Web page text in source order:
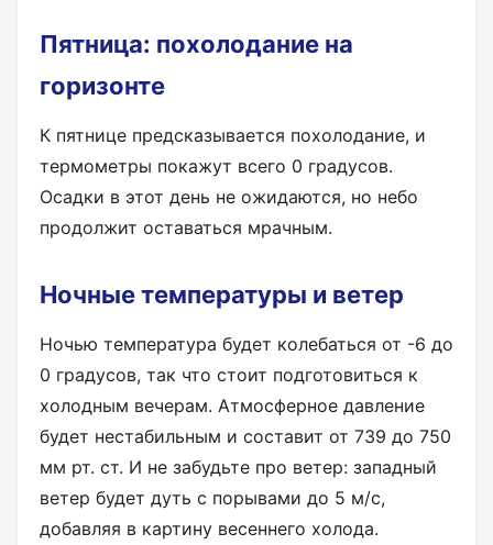
Пятница: похолодание на
горизонте
К пятнице предсказывается похолодание, и
термометры покажут всего 0 градусов.
Осадки в этот день не ожидаются, но небо
продолжит оставаться мрачным.
Ночные температуры и ветер
Ночью температура будет колебаться от -6 до
0 градусов, так что стоит подготовиться к
холодным вечерам. Атмосферное давление
будет нестабильным и составит от 739 до 750
мм рт. ст. И не забудьте про ветер: западный
ветер будет дуть с порывами до 5 м/с,
добавляя в картину весеннего холода.